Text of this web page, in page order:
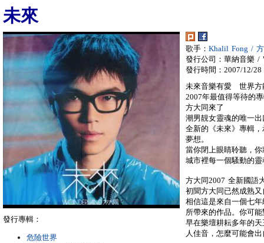
未來
歌手： Khalil Fong /
發行公司：華納音樂 /
發行時間：2007/12/28
未來音樂有愛 世界方
2007年最值得等待的
方大同來了
潮男靚女靈魂的唯一
全新的《未來》專輯
夢想。
當你閉上眼睛聆聽，
城市裡每一個騷動的
方大同2007 全新國語
初聞方大同已然成熟
相信這是來自一個七
所帶來的作品。你可
早在樂壇耕耘多年的
人佳音，怎麼可能會
發行專輯：
危險世界